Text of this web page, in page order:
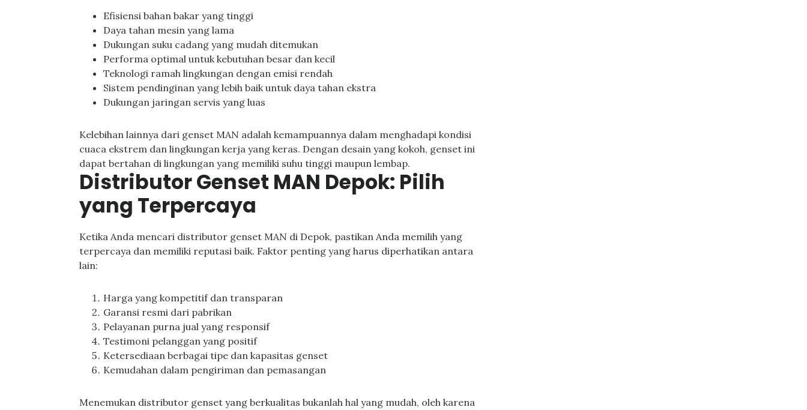
Efisiensi bahan bakar yang tinggi
Daya tahan mesin yang lama
Dukungan suku cadang yang mudah ditemukan
Performa optimal untuk kebutuhan besar dan kecil
Teknologi ramah lingkungan dengan emisi rendah
Sistem pendinginan yang lebih baik untuk daya tahan ekstra
Dukungan jaringan servis yang luas
Kelebihan lainnya dari genset MAN adalah kemampuannya dalam menghadapi kondisi
cuaca ekstrem dan lingkungan kerja yang keras. Dengan desain yang kokoh, genset ini
dapat bertahan di lingkungan yang memiliki suhu tinggi maupun lembap.
Distributor Genset MAN Depok: Pilih
yang Terpercaya
Ketika Anda mencari distributor genset MAN di Depok, pastikan Anda memilih yang
terpercaya dan memiliki reputasi baik. Faktor penting yang harus diperhatikan antara
lain:
Harga yang kompetitif dan transparan
Garansi resmi dari pabrikan
Pelayanan purna jual yang responsif
Testimoni pelanggan yang positif
Ketersediaan berbagai tipe dan kapasitas genset
Kemudahan dalam pengiriman dan pemasangan
Menemukan distributor genset yang berkualitas bukanlah hal yang mudah, oleh karena